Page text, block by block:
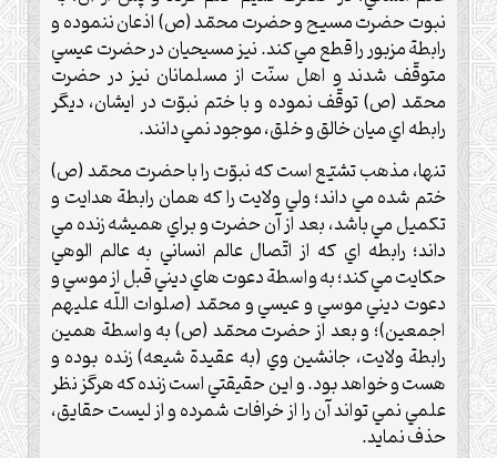
نبوت حضرت مسيح و حضرت محمّد (ص) اذعان ننموده و
رابطة مزبور را قطع مي كند. نيز مسيحيان در حضرت عيسي
متوقّف شدند و اهل سنّت از مسلمانان نيز در حضرت
محمّد (ص) توقّف نموده و با ختم نبوّت در ايشان، ديگر
رابطه اي ميان خالق و خلق، موجود نمي دانند.
تنها، مذهب تشيّع است كه نبوّت را با حضرت محمّد (ص)
ختم شده مي داند؛ ولي ولايت را كه همان رابطة هدايت و
تكميل مي باشد، بعد از آن حضرت و براي هميشه زنده مي
داند؛ رابطه اي كه از اتّصال عالم انساني به عالم الوهي
حكايت مي كند؛ به واسطة دعوت هاي ديني قبل از موسي و
دعوت ديني موسي و عيسي و محمّد (صلوات اللّه عليهم
اجمعين)؛ و بعد از حضرت محمّد (ص) به واسطة همين
رابطة ولايت، جانشين وي (به عقيدة شيعه) زنده بوده و
هست و خواهد بود. و اين حقيقتي است زنده كه هرگز نظر
علمي نمي تواند آن را از خرافات شمرده و از ليست حقايق،
حذف نمايد.